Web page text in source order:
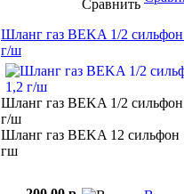
Шланг газ BEKA 1/2
г/ш
Шланг газ BEKA 1/2
г/ш
Шланг газ BEKA 12 сильфон
гш